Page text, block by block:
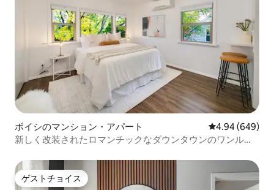
ボイシのマンション・アパート レビュー649件
4.94 (649)
新しく改装されたロマンチックなダウンタウンのワンルー
ゲストチョイス
ゲストチョイス